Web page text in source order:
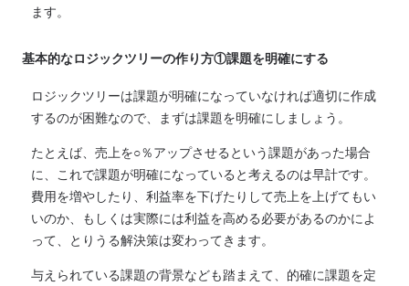
ます。
基本的なロジックツリーの作り方①課題を明確にする
ロジックツリーは課題が明確になっていなければ適切に作成
するのが困難なので、まずは課題を明確にしましょう。
たとえば、売上を○％アップさせるという課題があった場合
に、これで課題が明確になっていると考えるのは早計です。
費用を増やしたり、利益率を下げたりして売上を上げてもい
いのか、もしくは実際には利益を高める必要があるのかによ
って、とりうる解決策は変わってきます。
与えられている課題の背景なども踏まえて、的確に課題を定